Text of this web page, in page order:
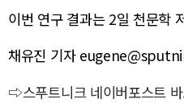
이번 연구 결과는 2일 천문학
채유진 기자
⇨스푸트니크 네이버포스트